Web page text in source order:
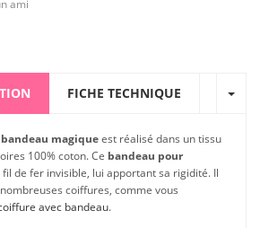
ami
FICHE TECHNIQUE
bandeau magiqueest réalisé dans un tissu
100% coton. Ce bandeau pour
de fer invisible, lui apportant sa rigidité. Il
coiffures, comme vous
avec bandeau.